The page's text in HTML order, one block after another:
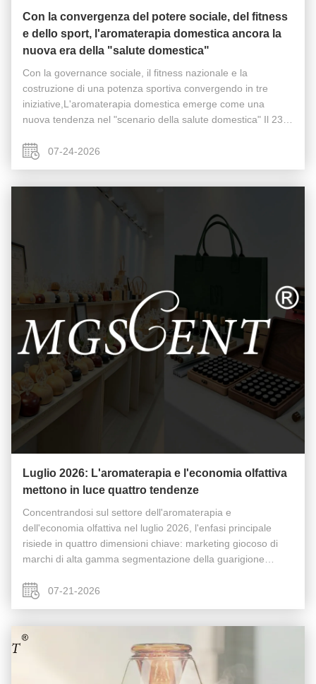
Con la convergenza del potere sociale, del fitness
e dello sport, l'aromaterapia domestica ancora la
nuova era della "salute domestica"
Con la governance sociale, il fitness nazionale e la
costruzione di una potenza sportiva convergendo in tre
iniziative,L'aromaterapia domestica emerge come una
nuova tendenza nel "scenario della salute domestica" Il 23
congiuntamente:il ...
07-24-2026
Luglio 2026: L'aromaterapia e l'economia olfattiva
mettono in luce quattro tendenze
Concentrandosi sul settore dell'aromaterapia e
dell'economia olfattiva nel luglio 2026, l'enfasi principale
risiede in quattro dimensioni chiave: marketing giocoso di
marchi di alta gamma segmentazione della guarigione
turismo culturale ...
07-21-2026